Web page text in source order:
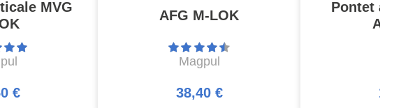
MVG
€
AFG M-LOK
Magpul
38,40 €
Pontet